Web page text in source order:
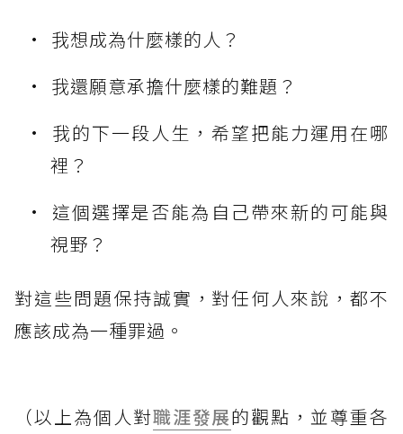
我想成為什麼樣的人？
我還願意承擔什麼樣的難題？
我的下一段人生，希望把能力運用在哪
裡？
這個選擇是否能為自己帶來新的可能與
視野？
對這些問題保持誠實，對任何人來說，都不
應該成為一種罪過。
（以上為個人對職涯發展的觀點，並尊重各